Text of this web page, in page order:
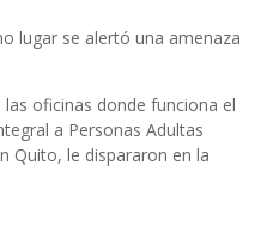
lugar se alertó una amenaza
oficinas donde funciona el
a Personas Adultas
Quito, le dispararon en la